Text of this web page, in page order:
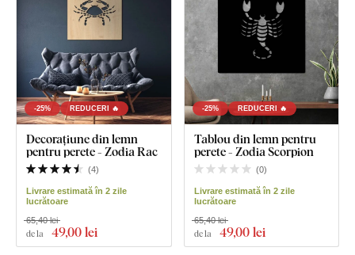
-25% REDUCERI 🔥
Decorațiune din lemn
pentru perete - Zodia Rac
(4)
Livrare estimată în 2 zile
lucrătoare
de la 49,00 lei
65,40 lei
-25% REDUCERI 🔥
Tablou din lemn pentru
perete - Zodia Scorpion
(0)
Livrare estimată în 2 zile
lucrătoare
de la 49,00 lei
65,40 lei